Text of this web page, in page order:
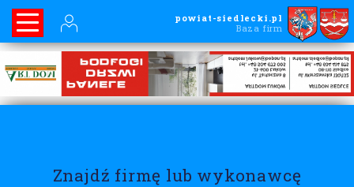
powiat-siedlecki.pl
Baza firm
Znajdź firmę lub wykonawcę